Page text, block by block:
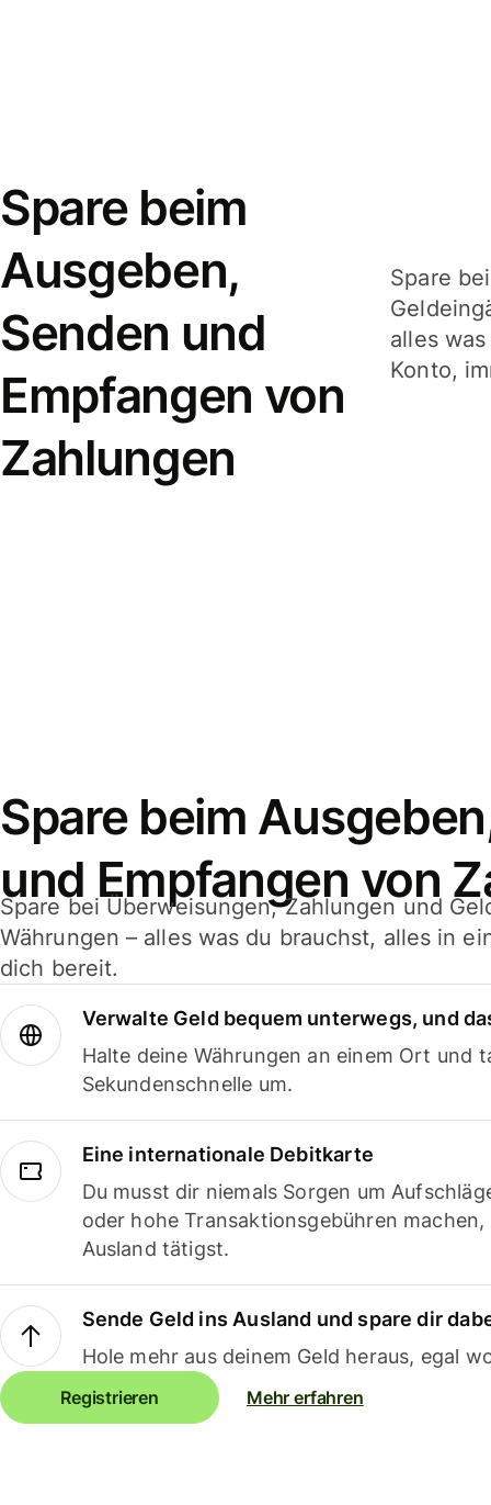
Spare beim
Ausgeben,
Senden und
Empfangen von
Zahlungen
Spare
alles
Konto,
Spare beim
und Empfangen von
Spare bei Überweisungen, Zahlungen und
Währungen – alles was du brauchst, alles in
dich bereit.
Verwalte Geld bequem unterwegs, und
Halte deine Währungen an einem Ort und
Sekundenschnelle um.
Eine internationale Debitkarte
Du musst dir niemals Sorgen um
oder hohe Transaktionsgebühren
Ausland tätigst.
Sende Geld ins Ausland und spare dir
Hole mehr aus deinem Geld heraus, egal
Registrieren Mehr erfahren